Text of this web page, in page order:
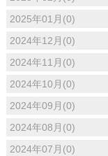
2025年01月(0)
2024年12月(0)
2024年11月(0)
2024年10月(0)
2024年09月(0)
2024年08月(0)
2024年07月(0)